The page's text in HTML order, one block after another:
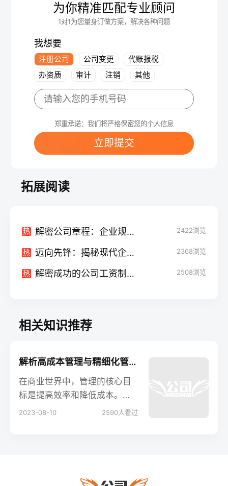
为你精准匹配专业顾问
1对1为您量身订做方案，解决各种问题
我想要
注册公司 公司变更
代账报税
办资质
审计 注销 其他
郑重承诺：我们将严格保密您的个人信息
立即提交
拓展阅读
热 解密公司章程：企业规则的重要密码 2422浏览
热 迈向先锋：揭秘现代企业的高效制度 2368浏览
热 解密成功的公司工资制度范本 2508浏览
相关知识推荐
解析高成本管理与精细化管理：突显效率之差
在商业世界中，管理的核心目
标是提高效率和降低成本。然
而，不同的管理方法可以产生
2023-08-10 2590人看过